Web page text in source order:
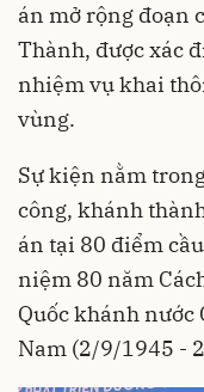
án mở rộng đoạn
Thành, được xác
nhiệm vụ khai
vùng.
Sự kiện nằm
công, khánh
án tại 80 điểm
niệm 80 năm
Quốc khánh nước
Nam (2/9/1945 -